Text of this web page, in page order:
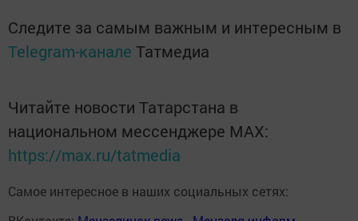
Следите за самым важным и интересным в
Telegram-канале Татмедиа
Читайте новости Татарстана в
национальном мессенджере MАХ:
https://max.ru/tatmedia
Самое интересное в наших социальных сетях: